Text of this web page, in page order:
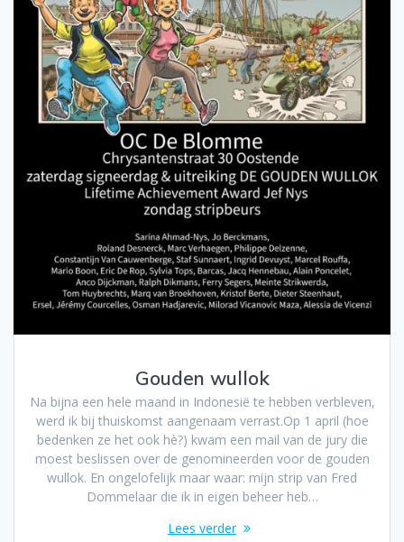
Gouden wullok
Na bijna een hele maand in Indonesië te hebben verbleven,
werd ik bij thuiskomst aangenaam verrast.Op 1 april (hoe
bedenken ze het ook hè?) kwam een mail van de jury die
moest beslissen over de genomineerden voor de gouden
wullok. En ongelofelijk maar waar: mijn strip van Fred
Dommelaar die ik in eigen beheer heb…
Lees verder